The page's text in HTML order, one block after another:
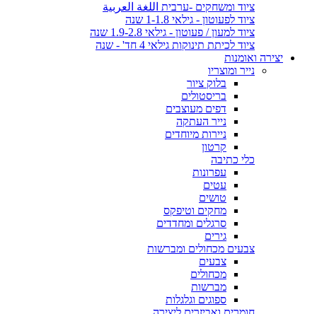
ציוד ומשחקים -ערבית اللغة العربية
ציוד לפעוטון - גילאי 1-1.8 שנה
ציוד למעון / פעוטון - גילאי 1.9-2.8 שנה
ציוד לכיתת תינוקות גילאי 4 חד' - שנה
יצירה ואומנות
נייר ומוצריו
בלוק ציור
בריסטולים
דפים מעוצבים
נייר העתקה
ניירות מיוחדים
קרטון
כלי כתיבה
עפרונות
עטים
טושים
מחקים וטיפקס
סרגלים ומחדדים
גירים
צבעים מכחולים ומברשות
צבעים
מכחולים
מברשות
ספוגים וגלגלות